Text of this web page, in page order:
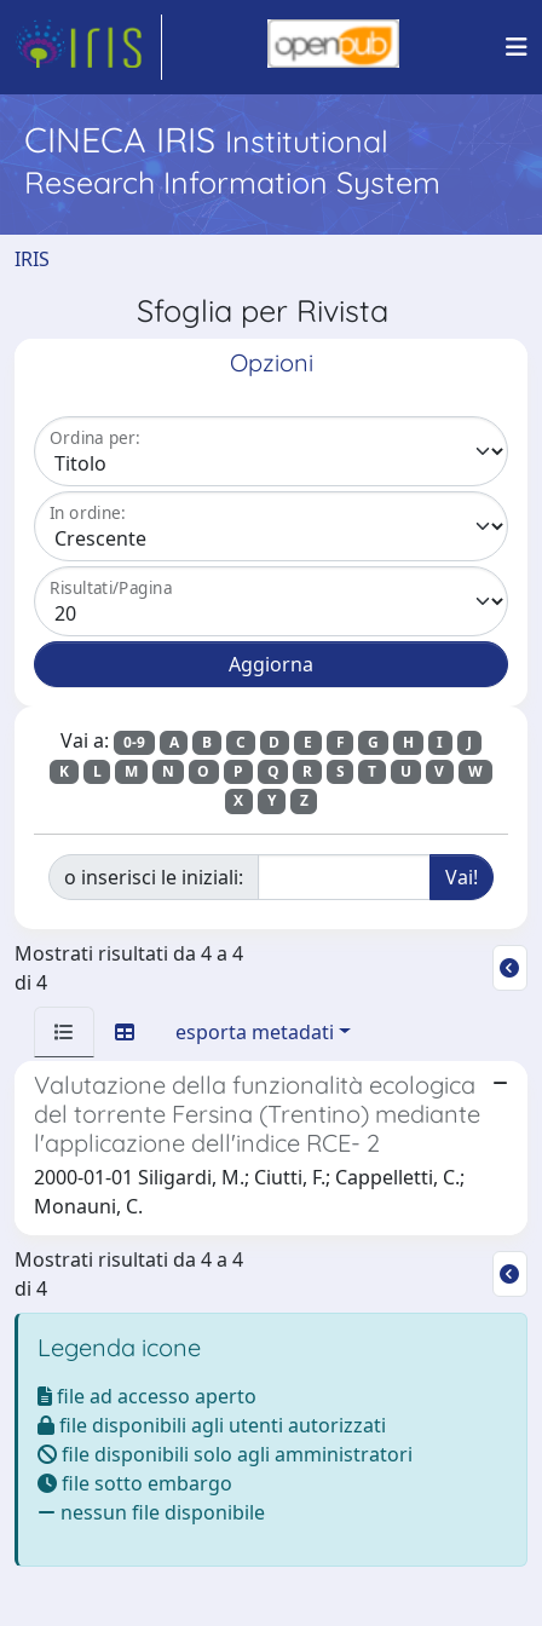
CINECA IRIS Institutional
Research Information System
IRIS
Sfoglia per Rivista
Opzioni
Ordina per:
In ordine:
Risultati/Pagina
Vai a: 0-9 A B C D E F G H I
J
K
L M N O P Q R S T U V
W
X
Y Z
o inserisci le iniziali:
Mostrati risultati da 4 a 4
di 4
esporta metadati
Valutazione della funzionalità ecologica
del torrente Fersina (Trentino) mediante
l'applicazione dell'indice RCE- 2
2000-01-01 Siligardi, M.; Ciutti, F.; Cappelletti, C.;
Monauni, C.
Mostrati risultati da 4 a 4
di 4
Legenda icone
file ad accesso aperto
file disponibili agli utenti autorizzati
file disponibili solo agli amministratori
file sotto embargo
nessun file disponibile